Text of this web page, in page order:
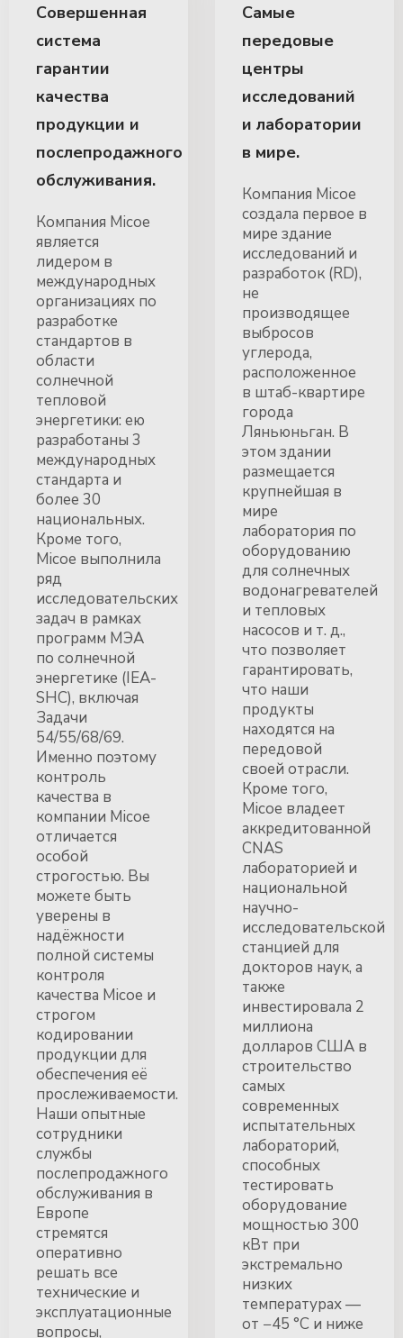
Совершенная
система
гарантии
качества
продукции и
послепродажного
обслуживания.
Компания Micoe
является
лидером в
международных
организациях по
разработке
стандартов в
области
солнечной
тепловой
энергетики: ею
разработаны 3
международных
стандарта и
более 30
национальных.
Кроме того,
Micoe выполнила
ряд
исследовательских
задач в рамках
программ МЭА
по солнечной
энергетике (IEA-
SHC), включая
Задачи
54/55/68/69.
Именно поэтому
контроль
качества в
компании Micoe
отличается
особой
строгостью. Вы
можете быть
уверены в
надёжности
полной системы
контроля
качества Micoe и
строгом
кодировании
продукции для
обеспечения её
прослеживаемости.
Наши опытные
сотрудники
службы
послепродажного
обслуживания в
Европе
стремятся
оперативно
решать все
технические и
эксплуатационные
вопросы,
Самые
передовые
центры
исследований
и лаборатории
в мире.
Компания Micoe
создала первое в
мире здание
исследований и
разработок (RD),
не
производящее
выбросов
углерода,
расположенное
в штаб-квартире
города
Ляньюньган. В
этом здании
размещается
крупнейшая в
мире
лаборатория по
оборудованию
для солнечных
водонагревателей
и тепловых
насосов и т. д.,
что позволяет
гарантировать,
что наши
продукты
находятся на
передовой
своей отрасли.
Кроме того,
Micoe владеет
аккредитованной
CNAS
лабораторией и
национальной
научно-
исследовательской
станцией для
докторов наук, а
также
инвестировала 2
миллиона
долларов США в
строительство
самых
современных
испытательных
лабораторий,
способных
тестировать
оборудование
мощностью 300
кВт при
экстремально
низких
температурах —
от −45 °C и ниже